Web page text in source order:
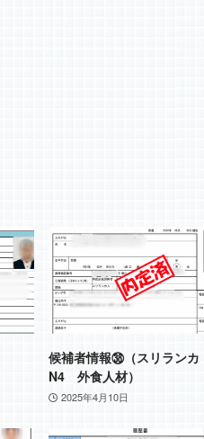
候補者情報㊳（スリランカ
N4 外食人材）
2025年4月10日